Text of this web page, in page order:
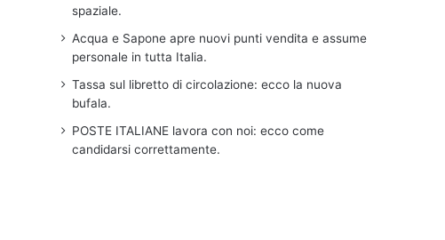
spaziale.
Acqua e Sapone apre nuovi punti vendita e assume
personale in tutta Italia.
Tassa sul libretto di circolazione: ecco la nuova
bufala.
POSTE ITALIANE lavora con noi: ecco come
candidarsi correttamente.